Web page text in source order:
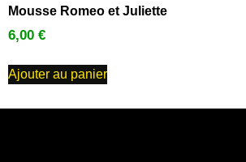
Mousse Romeo et Juliette
6,00 €
Ajouter au panier